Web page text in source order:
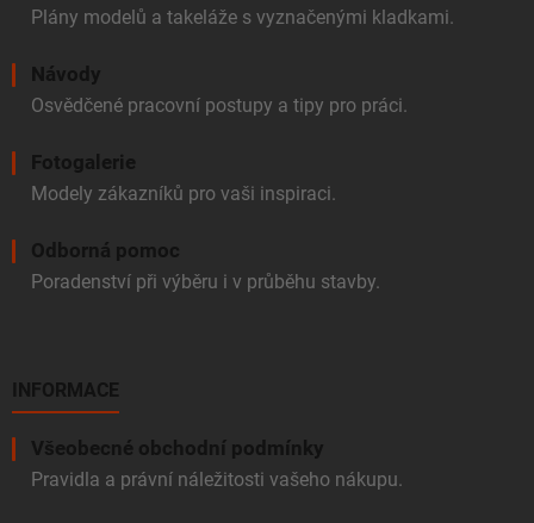
Plány modelů a takeláže s vyznačenými kladkami.
Návody
Osvědčené pracovní postupy a tipy pro práci.
Fotogalerie
Modely zákazníků pro vaši inspiraci.
Odborná pomoc
Poradenství při výběru i v průběhu stavby.
INFORMACE
Všeobecné obchodní podmínky
Pravidla a právní náležitosti vašeho nákupu.